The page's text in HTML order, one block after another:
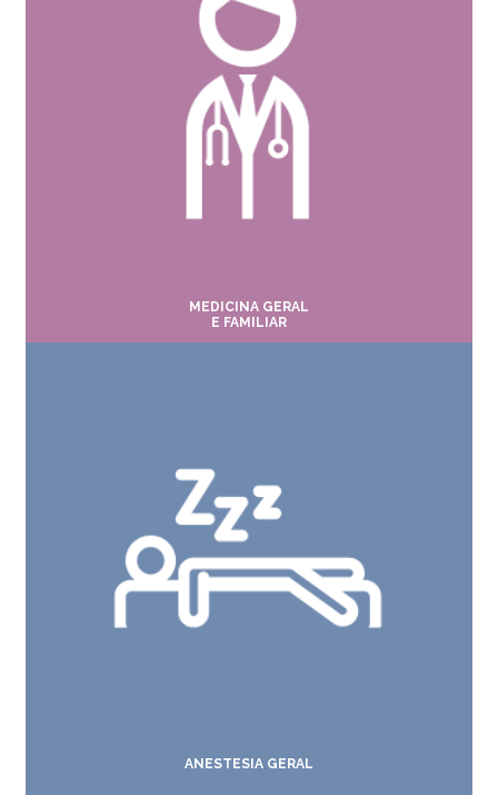
MEDICINA GERAL
E FAMILIAR
ANESTESIA GERAL